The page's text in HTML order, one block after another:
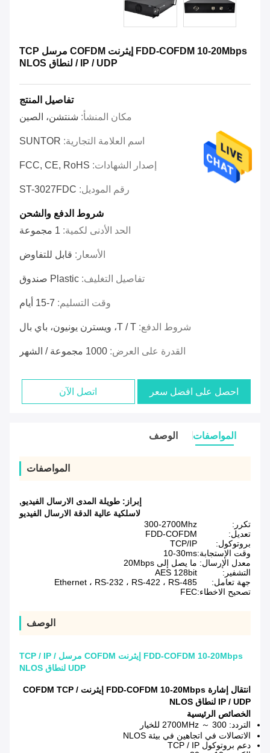
FDD-COFDM 10-20Mbps إيثرنت COFDM مرسل TCP
/ IP / UDP لنطاق NLOS
تفاصيل المنتج
مكان المنشأ: شنتشن، الصين
اسم العلامة التجارية: SUNTOR
إصدار الشهادات: FCC, CE, RoHS
رقم الموديل: ST-3027FDC
شروط الدفع والشحن
الحد الأدنى لكمية: 1 مجموعة
الأسعار: قابل للتفاوض
تفاصيل التغليف: Plastic صندوق
وقت التسليم: 7-15 أيام
شروط الدفع: T / T، ويسترن يونيون، باي بال
القدرة على العرض: 1000 مجموعة / الشهر
احصل على افضل سعر اتصل الآن
المواصفات الوصف
المواصفات
إبراز: طويلة المدى الارسال الفيديو,
لاسلكية عالية الدقة الارسال الفيديو
تكرر:
300-2700Mhz
تعديل:
FDD-COFDM
بروتوكول:
TCP/IP
وقت الإستجابة:10-30ms
معدل الإرسال: ما يصل إلى 20Mbps
التشفير:
AES 128bit
جهة تعامل:
Ethernet ، RS-232 ، RS-422 ، RS-485
تصحيح الاخطاء:FEC
الوصف
FDD-COFDM 10-20Mbps إيثرنت COFDM مرسل TCP / IP /
UDP لنطاق NLOS
انتقال إشارة FDD-COFDM 10-20Mbps إيثرنت COFDM TCP /
IP / UDP لنطاق NLOS
الخصائص الرئيسية
التردد: 300 ～ 2700MHz للخيار
الاتصالات في اتجاهين في بيئة NLOS
دعم بروتوكول TCP / IP